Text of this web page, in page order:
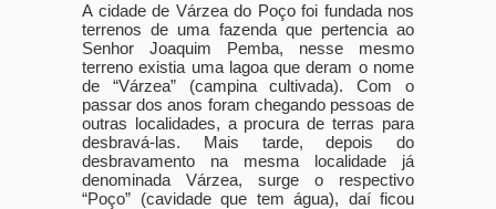
A cidade de Várzea do Poço foi fundada nos
terrenos de uma fazenda que pertencia ao
Senhor Joaquim Pemba, nesse mesmo
terreno existia uma lagoa que deram o nome
de “Várzea” (campina cultivada). Com o
passar dos anos foram chegando pessoas de
outras localidades, a procura de terras para
desbravá-las. Mais tarde, depois do
desbravamento na mesma localidade já
denominada Várzea, surge o respectivo
“Poço” (cavidade que tem água), daí ficou